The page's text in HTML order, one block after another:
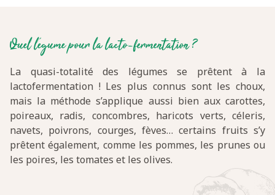
Quel légume pour la lacto-fermentation ?
La quasi-totalité des légumes se prêtent à la
lactofermentation ! Les plus connus sont les choux,
mais la méthode s’applique aussi bien aux carottes,
poireaux, radis, concombres, haricots verts, céleris,
navets, poivrons, courges, fèves… certains fruits s’y
prêtent également, comme les pommes, les prunes ou
les poires, les tomates et les olives.